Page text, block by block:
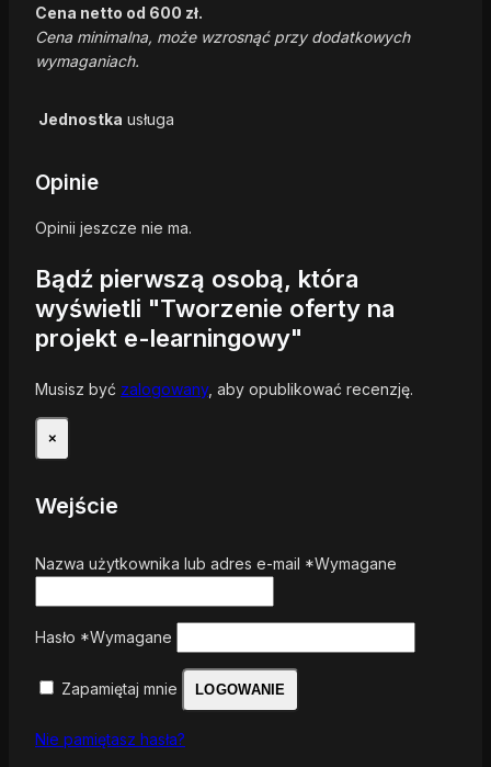
Cena netto od 600 zł.
Cena minimalna, może wzrosnąć przy dodatkowych
wymaganiach.
Jednostka usługa
Opinie
Opinii jeszcze nie ma.
Bądź pierwszą osobą, która
wyświetli "Tworzenie oferty na
projekt e-learningowy"
Musisz być zalogowany, aby opublikować recenzję.
×
Wejście
Nazwa użytkownika lub adres e-mail *Wymagane
Hasło *Wymagane
Zapamiętaj mnie LOGOWANIE
Nie pamiętasz hasła?